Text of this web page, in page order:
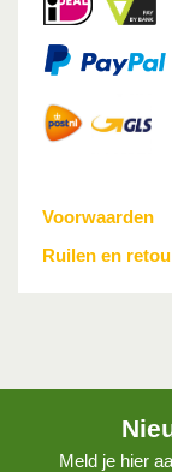
Voorwaarden
Ruilen en
Meld je hier